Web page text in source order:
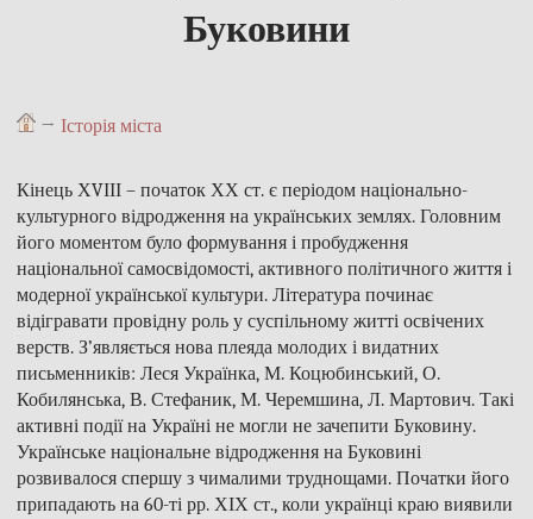
Буковини
→ Історія міста
Кінець ХVІІІ – початок ХХ ст. є періодом національно-
культурного відродження на українських землях. Головним
його моментом було формування і пробудження
національної самосвідомості, активного політичного життя і
модерної української культури. Література починає
відігравати провідну роль у суспільному житті освічених
верств. З’являється нова плеяда молодих і видатних
письменників: Леся Українка, М. Коцюбинський, О.
Кобилянська, В. Стефаник, М. Черемшина, Л. Мартович. Такі
активні події на Україні не могли не зачепити Буковину.
Українське національне відродження на Буковині
розвивалося спершу з чималими труднощами. Початки його
припадають на 60-ті рр. ХІХ ст., коли українці краю виявили